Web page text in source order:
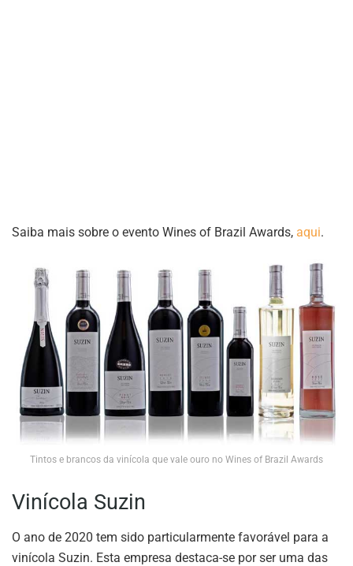
Saiba mais sobre o evento Wines of Brazil Awards, aqui.
Tintos e brancos da vinícola que vale ouro no Wines of Brazil Awards
Vinícola Suzin
O ano de 2020 tem sido particularmente favorável para a
vinícola Suzin. Esta empresa destaca-se por ser uma das